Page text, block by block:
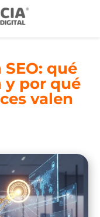
qué
y por qué
valen